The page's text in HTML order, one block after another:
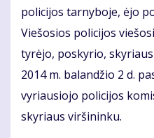
policijos tarnyboje, ėjo
Viešosios policijos
tyrėjo, poskyrio,
2014 m. balandžio 2 d.
vyriausiojo policijos
skyriaus viršininku.